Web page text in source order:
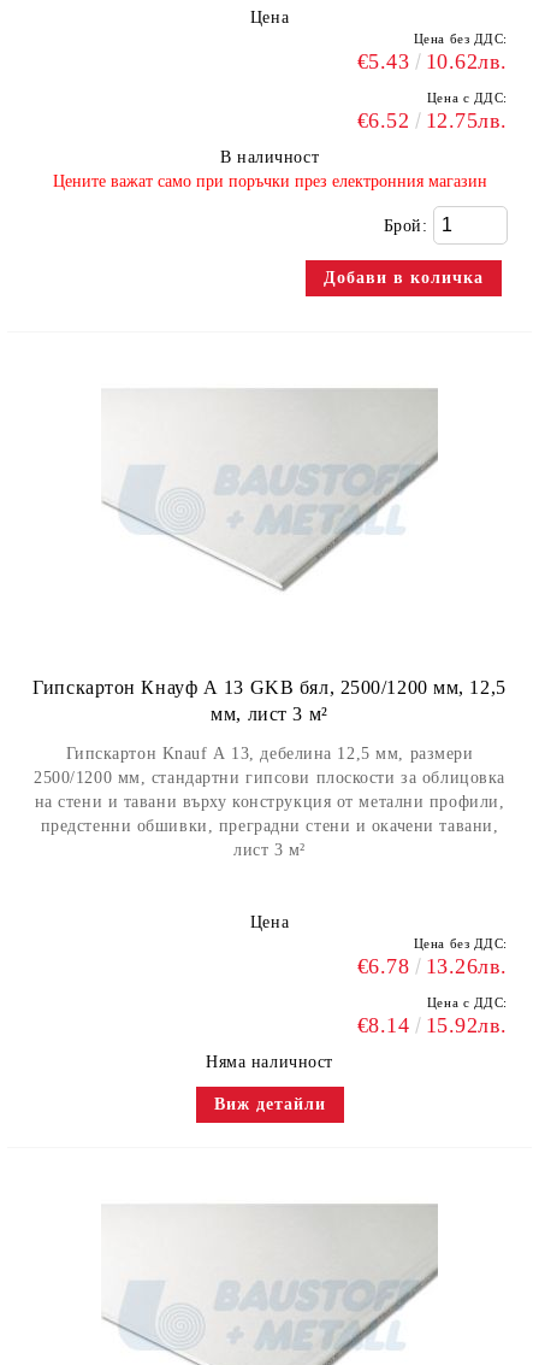
Цена
Цена без ДДС:
€5.43 10.62лв.
Цена с ДДС:
€6.52 12.75лв.
В наличност
​Цените важат само при поръчки през електронния магазин
Брой:
Гипскартон Кнауф А 13 GKB бял, 2500/1200 мм, 12,5
мм, лист 3 м²
Гипскартон Knauf А 13, дебелина 12,5 мм, размери
2500/1200 мм, стандартни гипсови плоскости за облицовка
на стени и тавани върху конструкция от метални профили,
предстенни обшивки, преградни стени и окачени тавани,
лист 3 м²
Цена
Цена без ДДС:
€6.78 13.26лв.
Цена с ДДС:
€8.14 15.92лв.
Няма наличност
Виж детайли